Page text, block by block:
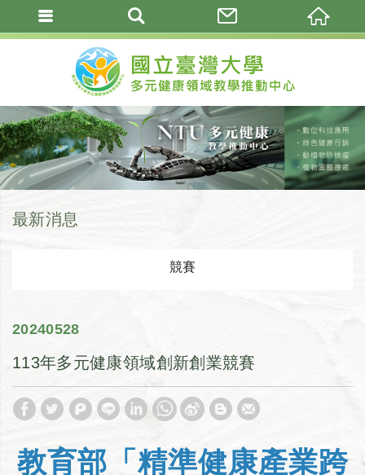
最新消息
競賽
28
05
2024
113年多元健康領域創新創業競賽
教育部「精準健康產業跨